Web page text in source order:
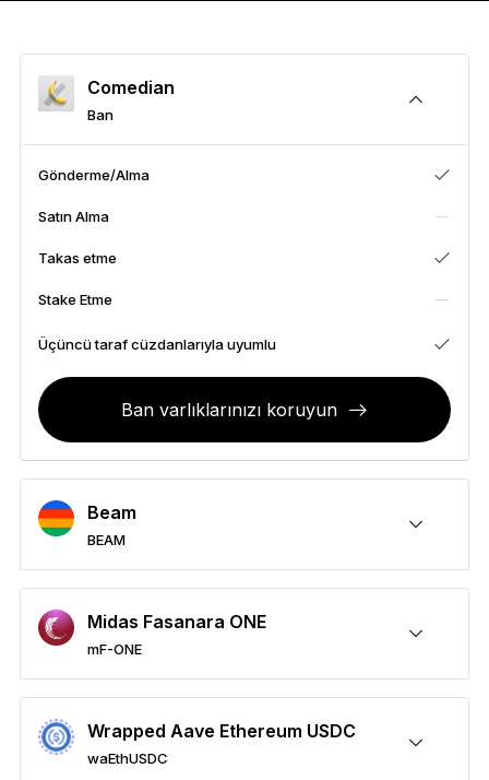
Tüm ürünlere göz atın
Donanım Cüzdanlar
Paketler
Aksesuarlar
Kurtarma Çözümleri
Sınırlı sayıda
Tüm ürünleri gör
Comedian
Ban
Gönderme/Alma
Satın Alma
Takas etme
Stake Etme
Üçüncü taraf cüzdanlarıyla uyumlu
Ban varlıklarınızı koruyun
Beam
BEAM
Gönderme/Alma
Satın Alma
Takas etme
Stake Etme
Üçüncü taraf cüzdanlarıyla uyumlu
BEAM varlıklarınızı koruyun
Midas Fasanara ONE
mF-ONE
Gönderme/Alma
Satın Alma
Takas etme
Stake Etme
Üçüncü taraf cüzdanlarıyla uyumlu
mF-ONE varlıklarınızı koruyun
Wrapped Aave Ethereum USDC
waEthUSDC